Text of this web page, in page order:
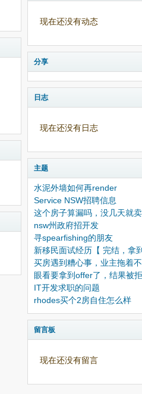
现在还没有动态
分享
日志
现在还没有日志
主题
水泥外墙如何再render
Service NSW招聘信息
这个房子算漏吗，没几天就
nsw州政府招开发
寻spearfishing的朋友
新移民面试经历【 完结，拿
买房遇到糟心事，业主拖着
眼看要拿到offer了，结果被拒
IT开发求职的问题
rhodes买个2房自住怎么样
留言板
现在还没有留言